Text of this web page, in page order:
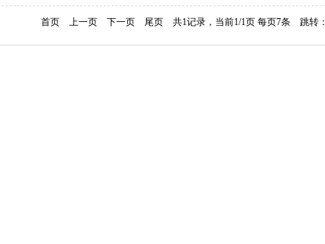
首页 上一页 下一页 尾页 共1记录，当前1/1页 每页7条 跳转：